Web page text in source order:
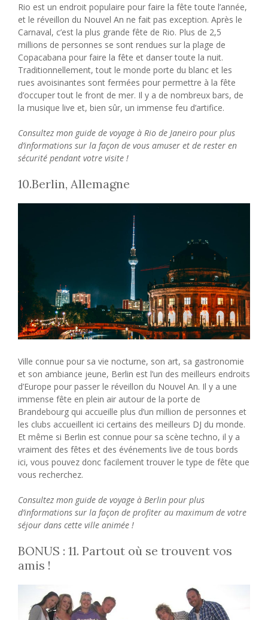
Rio est un endroit populaire pour faire la fête toute l’année,
et le réveillon du Nouvel An ne fait pas exception. Après le
Carnaval, c’est la plus grande fête de Rio. Plus de 2,5
millions de personnes se sont rendues sur la plage de
Copacabana pour faire la fête et danser toute la nuit.
Traditionnellement, tout le monde porte du blanc et les
rues avoisinantes sont fermées pour permettre à la fête
d’occuper tout le front de mer. Il y a de nombreux bars, de
la musique live et, bien sûr, un immense feu d’artifice.
Consultez mon guide de voyage à Rio de Janeiro pour plus
d’informations sur la façon de vous amuser et de rester en
sécurité pendant votre visite !
10.Berlin, Allemagne
Ville connue pour sa vie nocturne, son art, sa gastronomie
et son ambiance jeune, Berlin est l’un des meilleurs endroits
d’Europe pour passer le réveillon du Nouvel An. Il y a une
immense fête en plein air autour de la porte de
Brandebourg qui accueille plus d’un million de personnes et
les clubs accueillent ici certains des meilleurs DJ du monde.
Et même si Berlin est connue pour sa scène techno, il y a
vraiment des fêtes et des événements live de tous bords
ici, vous pouvez donc facilement trouver le type de fête que
vous recherchez.
Consultez mon guide de voyage à Berlin pour plus
d’informations sur la façon de profiter au maximum de votre
séjour dans cette ville animée !
BONUS : 11. Partout où se trouvent vos
amis !